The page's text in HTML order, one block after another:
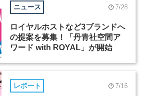
ニュース 7/28
ロイヤルホストなど3ブランドへ
の提案を募集！「丹青社空間ア
ワード with ROYAL」が開始
レポート 7/16